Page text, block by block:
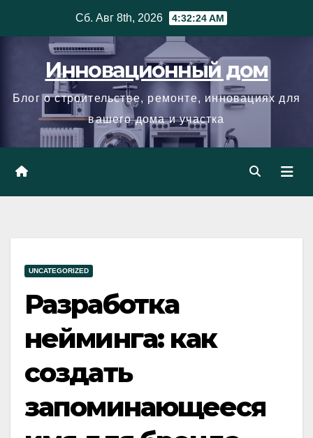
Сб. Авг 8th, 2026 4:32:25 AM
Инновационный дом
Блог о строительстве, ремонте, инновациях для
вашего дома и участка
UNCATEGORIZED
Разработка
нейминга: как
создать
запоминающееся